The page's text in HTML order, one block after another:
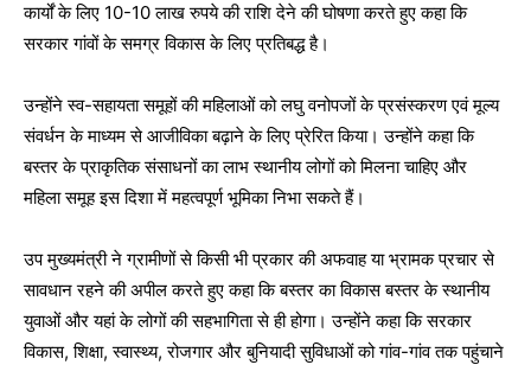
कार्यों के लिए 10-10 लाख रुपये की राशि देने की घोषणा करते हुए कहा कि
सरकार गांवों के समग्र विकास के लिए प्रतिबद्ध है।
उन्होंने स्व-सहायता समूहों की महिलाओं को लघु वनोपजों के प्रसंस्करण एवं मूल्य
संवर्धन के माध्यम से आजीविका बढ़ाने के लिए प्रेरित किया। उन्होंने कहा कि
बस्तर के प्राकृतिक संसाधनों का लाभ स्थानीय लोगों को मिलना चाहिए और
महिला समूह इस दिशा में महत्वपूर्ण भूमिका निभा सकते हैं।
उप मुख्यमंत्री ने ग्रामीणों से किसी भी प्रकार की अफवाह या भ्रामक प्रचार से
सावधान रहने की अपील करते हुए कहा कि बस्तर का विकास बस्तर के स्थानीय
युवाओं और यहां के लोगों की सहभागिता से ही होगा। उन्होंने कहा कि सरकार
विकास, शिक्षा, स्वास्थ्य, रोजगार और बुनियादी सुविधाओं को गांव-गांव तक पहुंचाने